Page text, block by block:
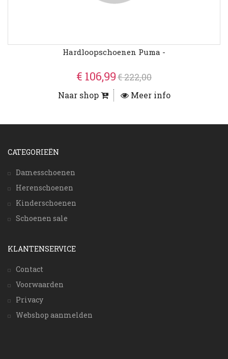
Hardloopschoenen Puma -
€ 106,99€ 222,00
Naar shop Meer info
CATEGORIEËN
Damesschoenen
Herenschoenen
Kinderschoenen
Schoenen sale
KLANTENSERVICE
Contact
Voorwaarden
Privacy
Webshop aanmelden